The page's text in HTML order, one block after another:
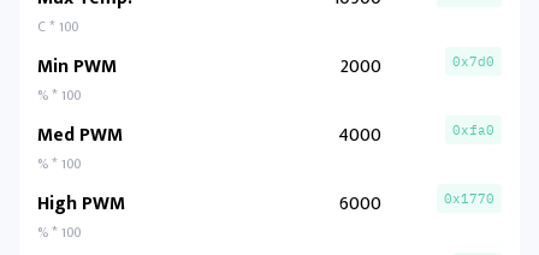
C * 100
Min PWM
% * 100
2000 0x7d0
Med PWM
% * 100
4000 0xfa0
High PWM
% * 100
6000 0x1770